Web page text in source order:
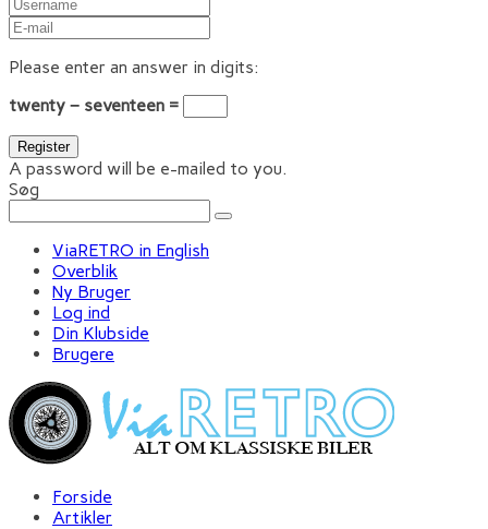
Please enter an answer in digits:
twenty − seventeen =
A password will be e-mailed to you.
Søg
ViaRETRO in English
Overblik
Ny Bruger
Log ind
Din Klubside
Brugere
Forside
Artikler